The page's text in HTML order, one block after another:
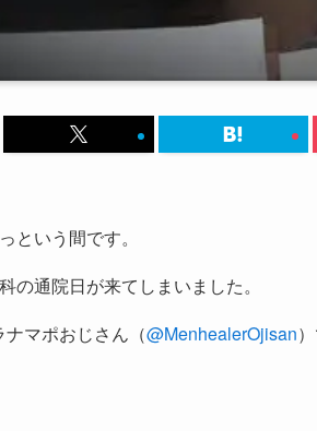
という間です。
の通院日が来てしまいました。
マポおじさん（@MenhealerOjisan